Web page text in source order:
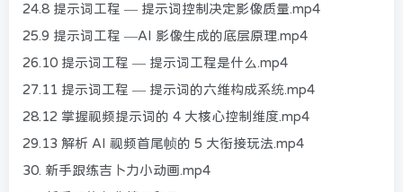
24.8 提示词工程 — 提示词控制决定影像质量.mp4
25.9 提示词工程 —AI 影像生成的底层原理.mp4
26.10 提示词工程 — 提示词工程是什么.mp4
27.11 提示词工程 — 提示词的六维构成系统.mp4
28.12 掌握视频提示词的 4 大核心控制维度.mp4
29.13 解析 AI 视频首尾帧的 5 大衔接玩法.mp4
30. 新手跟练吉卜力小动画.mp4